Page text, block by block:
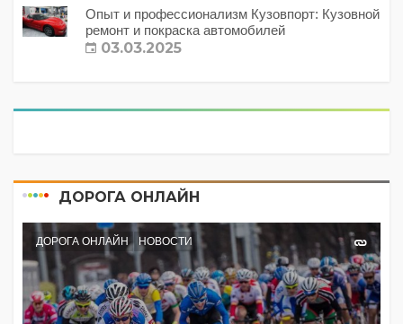
Опыт и профессионализм Кузовпорт: Кузовной
ремонт и покраска автомобилей
03.03.2025
ДОРОГА ОНЛАЙН
ДОРОГА ОНЛАЙН НОВОСТИ